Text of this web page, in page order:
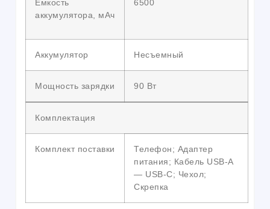
Емкость
аккумулятора, мАч
6500
Аккумулятор Несъемный
Мощность зарядки 90 Вт
Комплектация
Комплект поставки
Телефон; Адаптер
питания; Кабель USB-A
— USB-C; Чехол;
Скрепка